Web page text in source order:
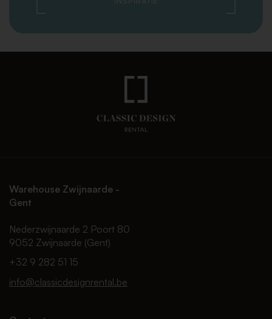
Warehouse Zwijnaarde -
Gent
Nederzwijnaarde 2 Poort 80
9052 Zwijnaarde (Gent)
+32 9 282 51 15
info@classicdesignrental.be